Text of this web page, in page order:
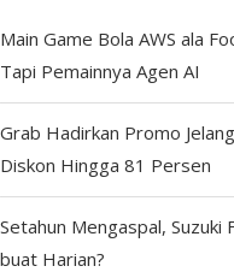
Main Game Bola AWS ala
Tapi Pemainnya Agen AI
Grab Hadirkan Promo
Diskon Hingga 81 Persen
Setahun Mengaspal, Suzuki
buat Harian?